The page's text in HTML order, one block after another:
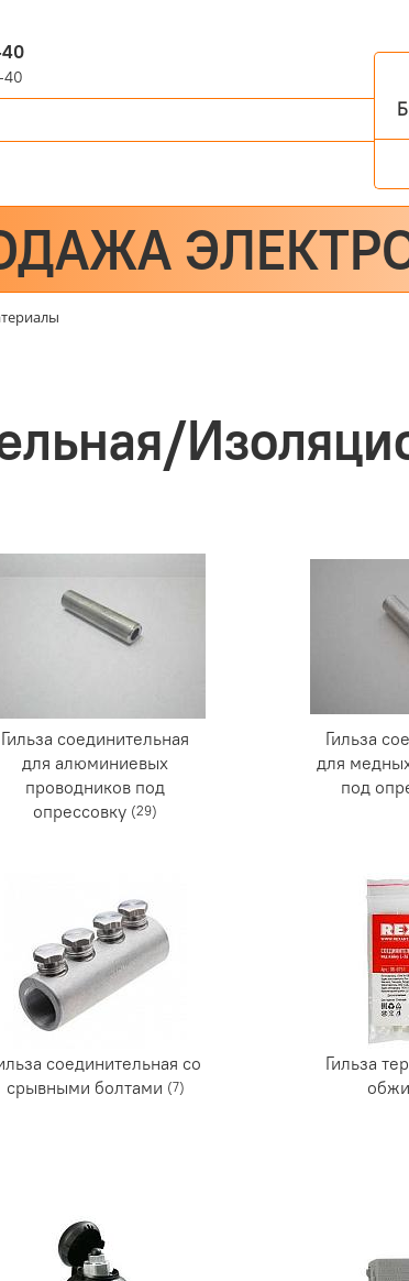
40
Гильза соединительная
для алюминиевых
проводников под
опрессовку (29)
Гильза
для
под
соединительная со
срывными болтами (7)
Гильза